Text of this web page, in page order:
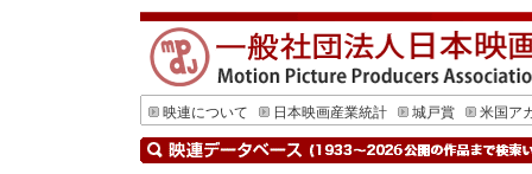
映連について 日本映画産業統計 城戸賞 米国ア